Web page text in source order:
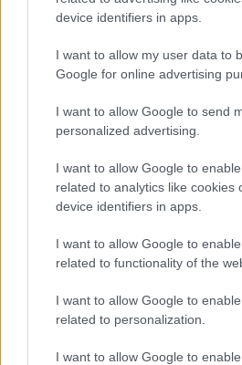
device identifiers in apps.
I want to allow my user data to
Google for online advertising
I want to allow Google to send
personalized advertising.
I want to allow Google to
related to analytics like cookies
device identifiers in apps.
I want to allow Google to
related to functionality of the
I want to allow Google to
related to personalization.
I want to allow Google to
Az elektronikába hajló,
alkot együtt, de azt nem
bejutott a 2022-es Telekom
számával), megkapta az Elle